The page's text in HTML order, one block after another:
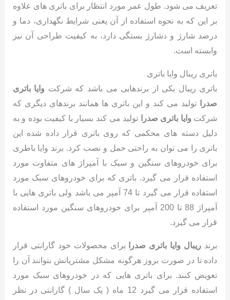
تعریف می شود. طول عمر مورد انتظار برای باتری های علاوه
بر این که به نحوه استفاده از آن یعنی شرایط نگهداری، دما و
درصد شارژ و دشارژ بستگی دارد، به کیفیت طراحی آن نیز
وابسته است.
باتری ریبال وایا باتری
باتری ریبال یکی از برندهایی می باشد که شرکت وایا باتری
صدرا تولید می کند و این باتری ها همانند برندهای دیگری که
شرکت وایا باتری صدرا تولید می کند بسیار با کیفیت بوده و به
دلیل دسته های محکمی که روی باتری قرار داده شده این
باتری را می توان به راحتی حمل و نصب کرد. برند وایا باطری
برای خودروهای سنگین و سبک با آمپراژ های متفاوت مورد
استفاده قرار می گیرد. باتری که برای خودروهای سبک مورد
استفاده قرار می گیرد تا 74 آمپر می باشد ولی باتری هایی با
آمپراژ 88 تا 200 آمپر برای خودروهای سنگین مورد استفاده
قرار می گیرد.
برند ریبال وایا باتری صدرا برای محصولات خود گارانتی قرار
داده تا در صورت بروز هرگونه مشکل مشتریانش بتوانند آن را
تعویض کنند. برای باتری هایی که در خودروهای سبک مورد
استفاده قرار می گیرد 12 ماه ( یک سال ) گارانتی در نظر